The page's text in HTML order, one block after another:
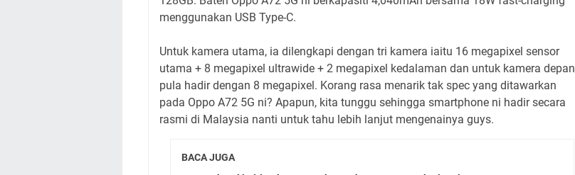
menggunakan USB Type-C.
Untuk kamera utama, ia dilengkapi dengan tri kamera iaitu 16 megapixel sensor
utama + 8 megapixel ultrawide + 2 megapixel kedalaman dan untuk kamera depan
pula hadir dengan 8 megapixel. Korang rasa menarik tak spec yang ditawarkan
pada Oppo A72 5G ni? Apapun, kita tunggu sehingga smartphone ni hadir secara
rasmi di Malaysia nanti untuk tahu lebih lanjut mengenainya guys.
BACA JUGA